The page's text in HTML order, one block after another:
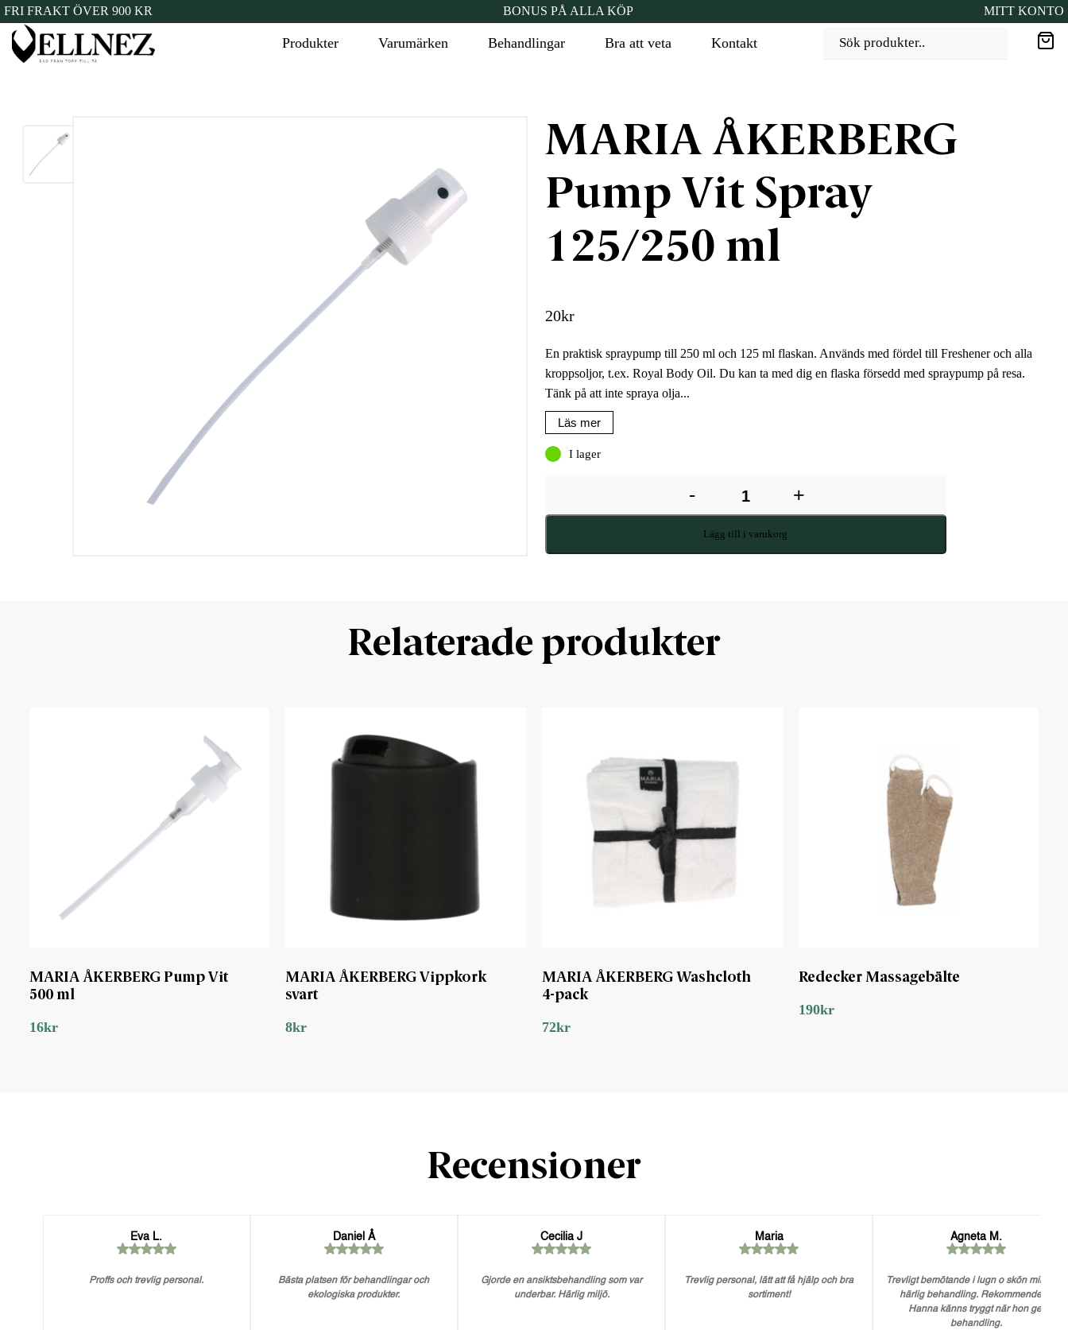
FRI FRAKT ÖVER 900 KR BONUS PÅ ALLA KÖP MITT KONTO
Produkter Varumärken Behandlingar Bra att veta Kontakt Sök produkter..
MARIA ÅKERBERG
Pump Vit Spray
125/250 ml
20kr
En praktisk spraypump till 250 ml och 125 ml flaskan. Används med fördel till Freshener och alla
kroppsoljor, t.ex. Royal Body Oil. Du kan ta med dig en flaska försedd med spraypump på resa.
Tänk på att inte spraya olja...
Läs mer
I lager
- +
Lägg till i varukorg
Relaterade produkter
MARIA ÅKERBERG Pump Vit
500 ml
16kr
MARIA ÅKERBERG Vippkork
svart
8kr
MARIA ÅKERBERG Washcloth
4-pack
72kr
Redecker Massagebälte
190kr
Recensioner
Eva L.
Proffs och trevlig personal.
Daniel Å
Bästa platsen för behandlingar och
ekologiska produkter.
Cecilia J
Gjorde en ansiktsbehandling som var
underbar. Härlig miljö.
Maria
Trevlig personal, lätt att få hjälp och bra
sortiment!
Agneta M.
Trevligt bemötande i lugn o skön miljö. En
härlig behandling. Rekommenderar
Hanna känns tryggt när hon ger
behandling.